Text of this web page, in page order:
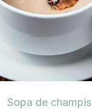
Sopa de champis